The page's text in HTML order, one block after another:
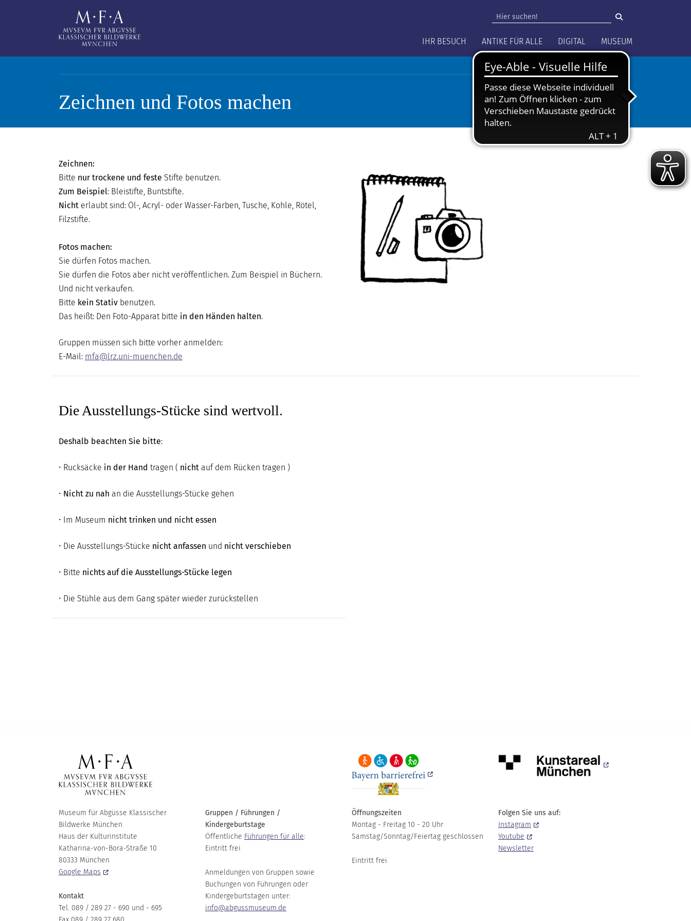
SUCHE
Main navigation
IHR BESUCH ANTIKE FÜR ALLE DIGITAL MUSEUM
Zeichnen und Fotos machen
Zeichnen:
Bitte nur trockene und feste Stifte benutzen.
Zum Beispiel: Bleistifte, Buntstifte.
Nicht erlaubt sind: Öl-, Acryl- oder Wasser-Farben, Tusche, Kohle, Rötel,
Filzstifte.
Fotos machen:
Sie dürfen Fotos machen.
Sie dürfen die Fotos aber nicht veröffentlichen. Zum Beispiel in Büchern.
Und nicht verkaufen.
Bitte kein Stativ benutzen.
Das heißt: Den Foto-Apparat bitte in den Händen halten.
Gruppen müssen sich bitte vorher anmelden:
E-Mail: mfa@lrz.uni-muenchen.de
Die Ausstellungs-Stücke sind wertvoll.
Deshalb beachten Sie bitte:
• Rucksäcke in der Hand tragen ( nicht auf dem Rücken tragen )
• Nicht zu nah an die Ausstellungs-Stücke gehen
• Im Museum nicht trinken und nicht essen
• Die Ausstellungs-Stücke nicht anfassen und nicht verschieben
• Bitte nichts auf die Ausstellungs-Stücke legen
• Die Stühle aus dem Gang später wieder zurückstellen
Museum für Abgüsse Klassischer
Bildwerke München
Haus der Kulturinstitute
Katharina-von-Bora-Straße 10
80333 München
Google Maps
Kontakt
Tel. 089 / 289 27 - 690 und - 695
Gruppen / Führungen /
Kindergeburtstage
Öffentliche Führungen für alle:
Eintritt frei
Anmeldungen von Gruppen sowie
Buchungen von Führungen oder
Kindergeburtstagen unter:
info@abgussmuseum.de
Öffnungszeiten
Montag - Freitag 10 - 20 Uhr
Samstag/Sonntag/Feiertag geschlossen
Eintritt frei
Folgen Sie uns auf:
Instagram
Youtube
Newsletter